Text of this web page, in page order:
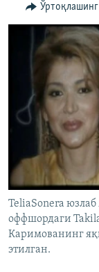
Озодлик
Ўртоқлашинг
TeliaSonera
оффшордаги
Каримованинг
этилган.